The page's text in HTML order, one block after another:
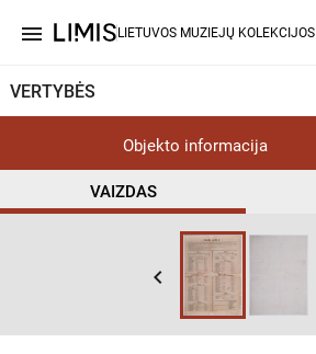
menu LIETUVOS MUZIEJŲ KOLEKCIJOS
VERTYBĖS
Objekto informacija
VAIZDAS
keyboard_arrow_left